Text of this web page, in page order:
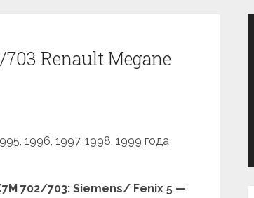
Renault Megane
1996, 1997, 1998, 1999 года
702/703: Siemens/ Fenix 5 —